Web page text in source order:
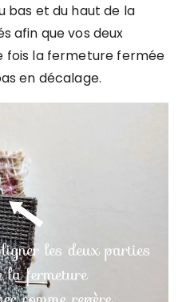
bas et du haut de la
afin que vos deux
fois la fermeture fermée
en décalage.